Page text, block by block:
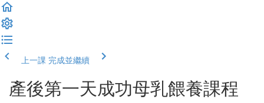
上一課 完成並繼續
產後第一天成功母乳餵養課程